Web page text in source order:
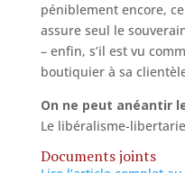
péniblement encore,
assure seul le
– enfin, s’il est vu
boutiquier à sa
On ne peut anéantir
Le libéralisme-
Documents joints